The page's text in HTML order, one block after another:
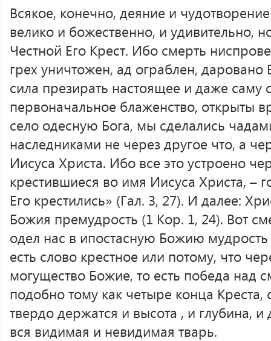
Всякое, конечно, деяние и
велико и божественно, и удивительно,
Честной Его Крест. Ибо смерть
грех уничтожен, ад ограблен,
сила презирать настоящее и даже саму
первоначальное блаженство, открыты
село одесную Бога, мы сделались
наследниками не через другое что, а
Иисуса Христа. Ибо все это устроено
крестившиеся во имя Иисуса Христа, –
Его крестились» (Гал. 3, 27). И далее:
Божия премудрость (1 Кор. 1, 24). Вот
одел нас в ипостасную Божию
есть слово крестное или потому, что
могущество Божие, то есть победа над
подобно тому как четыре конца Креста,
твердо держатся и высота , и глубина, и
вся видимая и невидимая тварь.